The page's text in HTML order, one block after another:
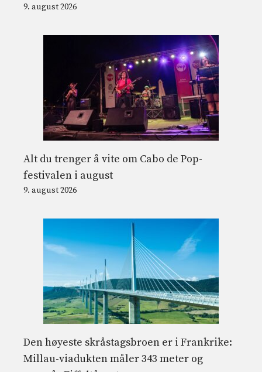
9. august 2026
Alt du trenger å vite om Cabo de Pop-
festivalen i august
9. august 2026
Den høyeste skråstagsbroen er i Frankrike:
Millau-viadukten måler 343 meter og